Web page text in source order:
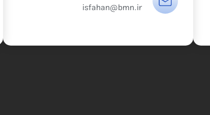
isfahan@bmn.ir